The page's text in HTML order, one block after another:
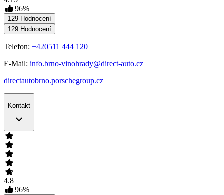
96%
129 Hodnocení
129 Hodnocení
Telefon: +420511 444 120
E-Mail: info.brno-vinohrady@direct-auto.cz
directautobrno.porschegroup.cz
Kontakt
4.8
96%